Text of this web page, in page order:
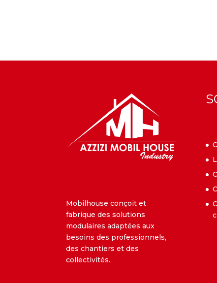
Mobilhouse conçoit et
fabrique des solutions
modulaires adaptées aux
besoins des professionnels,
des chantiers et des
collectivités.